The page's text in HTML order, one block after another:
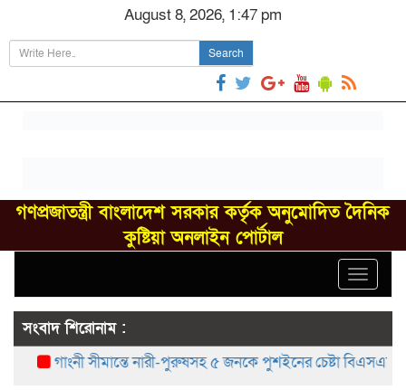
August 8, 2026, 1:47 pm
Search
গণপ্রজাতন্ত্রী বাংলাদেশ সরকার কর্তৃক অনুমোদিত দৈনিক
কুষ্টিয়া অনলাইন পোর্টাল
Toggle
সংবাদ শিরোনাম :
গাংনী সীমান্তে নারী-পুরুষসহ ৫ জনকে পুশইনের চেষ্টা বিএসএফের,